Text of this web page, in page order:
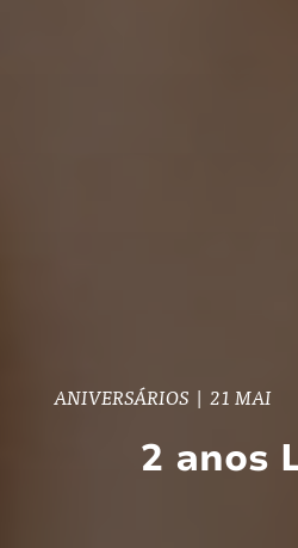
ANIVERSÁRIOS | 21 MAI
2 anos